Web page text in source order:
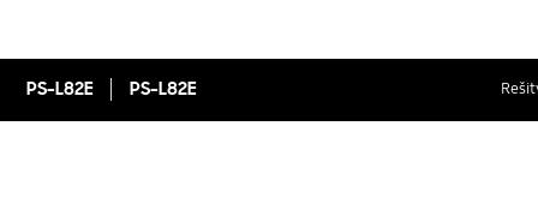
PS-L82E PS-L82E